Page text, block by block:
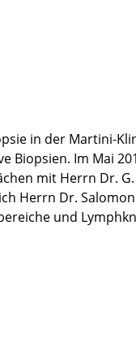
nur mit
viel verbessert. Es
Beitrag zu
in der Martini-
Im Mai
mit Herrn Dr.
Herrn Dr.
und
unendlich
sonst der Tumor